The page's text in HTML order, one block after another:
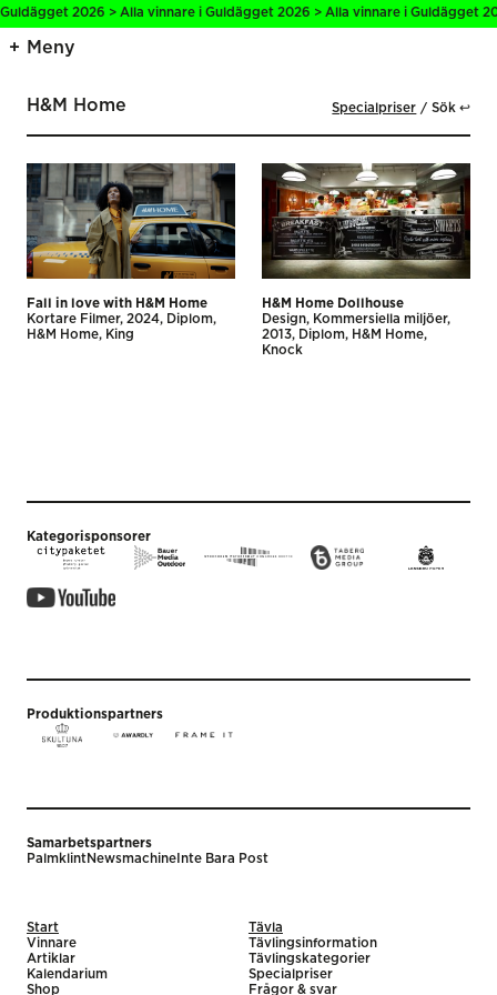
2026 > Alla vinnare i Guldägget 2026 > Alla vinnare i Guldägget
Meny
H&M Home Specialpriser Sök ↩
Fall in love with H&M Home
Kortare Filmer 2024
Diplom
H&M Home
King
H&M Home Dollhouse
Design
Kommersiella miljöer
2013
Diplom
H&M Home
Knock
Kategorisponsorer
Produktionspartners
Samarbetspartners
PalmklintNewsmachine Inte Bara Post
Start
Vinnare
Artiklar
Kalendarium
Shop
Tävla
Tävlingsinformation
Tävlingskategorier
Specialpriser
Frågor & svar